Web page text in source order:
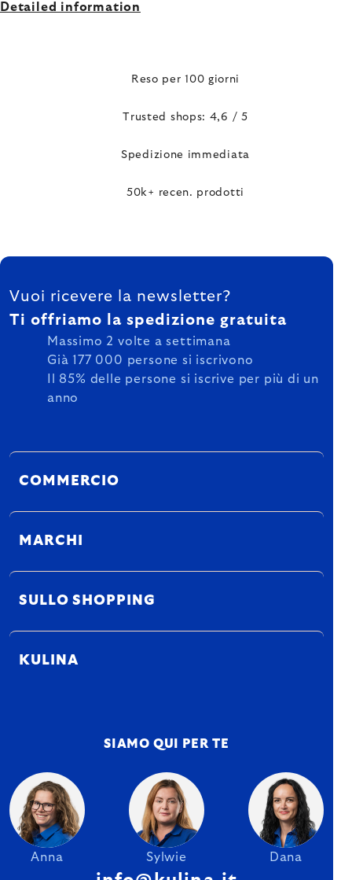
Detailed information
Reso per 100 giorni
Trusted shops: 4,6 / 5
Spedizione immediata
50k+ recen. prodotti
FOOTER
Vuoi ricevere la newsletter?
Ti offriamo la spedizione gratuita
Massimo 2 volte a settimana
Già 177 000 persone si iscrivono
Il 85% delle persone si iscrive per più di un
anno
COMMERCIO
MARCHI
SULLO SHOPPING
KULINA
SIAMO QUI PER TE
Anna Sylwie Dana